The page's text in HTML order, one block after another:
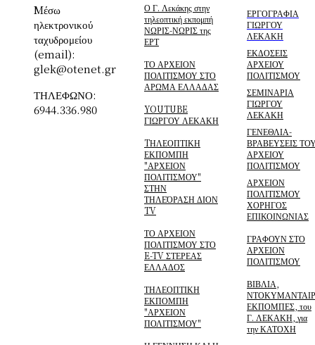
Mέσω
ηλεκτρονικού
ταχυδρομείου
(email):
glek@otenet.gr
ΤΗΛΕΦΩΝΟ:
6944.336.980
Ο Γ. Λεκάκης στην
τηλεοπτική εκπομπή
ΝΩΡΙΣ-ΝΩΡΙΣ της
ΕΡΤ
ΤΟ ΑΡΧΕΙΟΝ
ΠΟΛΙΤΙΣΜΟΥ ΣΤΟ
ΑΡΩΜΑ ΕΛΛΑΔΑΣ
YOUTUBE
ΓΙΩΡΓΟΥ ΛΕΚΑΚΗ
TΗΛΕΟΠΤΙΚΗ
ΕΚΠΟΜΠΗ
"ΑΡΧΕΙΟΝ
ΠΟΛΙΤΙΣΜΟΥ"
ΣΤΗΝ
ΤΗΛΕΌΡΑΣΗ ΔΙΟΝ
TV
ΤΟ ΑΡΧΕΙΟΝ
ΠΟΛΙΤΙΣΜΟΥ ΣΤΟ
E-TV ΣΤΕΡΕΑΣ
ΕΛΛΑΔΟΣ
ΤΗΛΕΟΠΤΙΚΗ
ΕΚΠΟΜΠΗ
"ΑΡΧΕΙΟΝ
ΠΟΛΙΤΙΣΜΟΥ"
ΕΡΓΟΓΡΑΦΙΑ
ΓΙΩΡΓΟΥ
ΛΕΚΑΚΗ
ΕΚΔΟΣΕΙΣ
ΑΡΧΕΙΟΥ
ΠΟΛΙΤΙΣΜΟΥ
ΣΕΜΙΝΑΡΙΑ
ΓΙΩΡΓΟΥ
ΛΕΚΑΚΗ
ΓΕΝΕΘΛΙΑ-
ΒΡΑΒΕΥΣΕΙΣ
ΑΡΧΕΙΟΥ
ΠΟΛΙΤΙΣΜΟΥ
ΑΡΧΕΙΟΝ
ΠΟΛΙΤΙΣΜΟΥ
ΧΟΡΗΓΟΣ
ΕΠΙΚΟΙΝΩΝΙΑΣ
ΓΡΑΦΟΥΝ ΣΤΟ
ΑΡΧΕΙΟΝ
ΠΟΛΙΤΙΣΜΟΥ
ΒΙΒΛΙΑ,
ΕΚΠΟΜΠΕΣ, του
Γ. ΛΕΚΑΚΗ, για
την ΚΑΤΟΧΗ